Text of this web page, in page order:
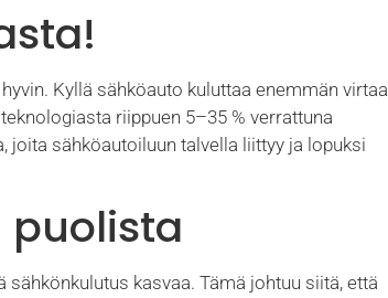
Kyllä sähköauto kuluttaa enemmän virtaa
riippuen 5–35 % verrattuna
joita sähköautoiluun talvella liittyy ja lopuksi
kasvaa. Tämä johtuu siitä, että